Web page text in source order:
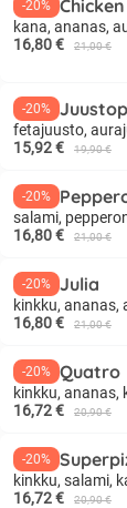
-20%
kana, ananas,
16,80 €
21,00 €
-20%
fetajuusto,
15,92 €
19,90 €
-20%
salami,
16,80 €
21,00 €
-20% Julia
kinkku,
16,80 €
21,00 €
-20% Quatro
kinkku, ananas,
16,72 €
20,90 €
-20%
kinkku, salami,
16,72 €
20,90 €